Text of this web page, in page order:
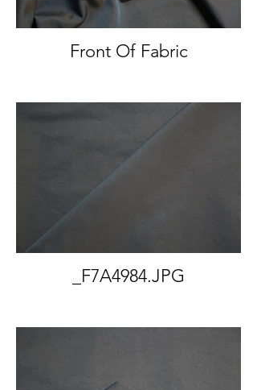
Front Of Fabric
_F7A4984.JPG